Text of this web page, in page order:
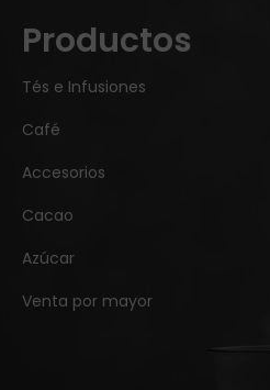
Productos
Tés e Infusiones
Café
Accesorios
Cacao
Azúcar
Venta por mayor